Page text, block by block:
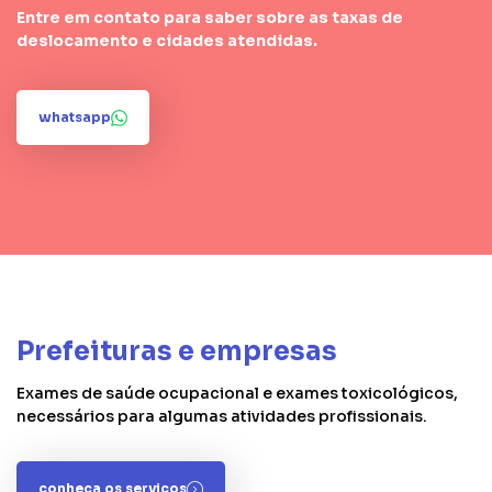
Entre em contato para saber sobre as taxas de
deslocamento e cidades atendidas.
whatsapp
Prefeituras e empresas
Exames de saúde ocupacional e exames toxicológicos,
necessários para algumas atividades profissionais.
conheça os serviços